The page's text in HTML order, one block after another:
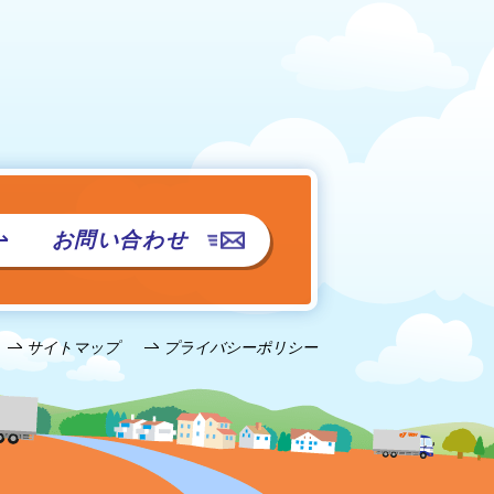
お問い合わせ
サイトマップ プライバシーポリシー